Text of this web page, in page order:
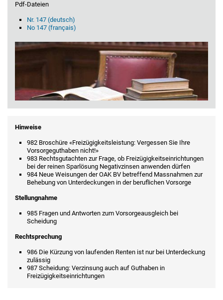
Pdf-Dateien
Nr. 147 (deutsch)
No 147 (français)
Hinweise
982 Broschüre «Freizügigkeitsleistung: Vergessen Sie Ihre
Vorsorgeguthaben nicht!»
983 Rechtsgutachten zur Frage, ob Freizügigkeitseinrichtungen
bei der reinen Sparlösung Negativzinsen anwenden dürfen
984 Neue Weisungen der OAK BV betreffend Massnahmen zur
Behebung von Unterdeckungen in der beruflichen Vorsorge
Stellungnahme
985 Fragen und Antworten zum Vorsorgeausgleich bei
Scheidung
Rechtsprechung
986 Die Kürzung von laufenden Renten ist nur bei Unterdeckung
zulässig
987 Scheidung: Verzinsung auch auf Guthaben in
Freizügigkeitseinrichtungen